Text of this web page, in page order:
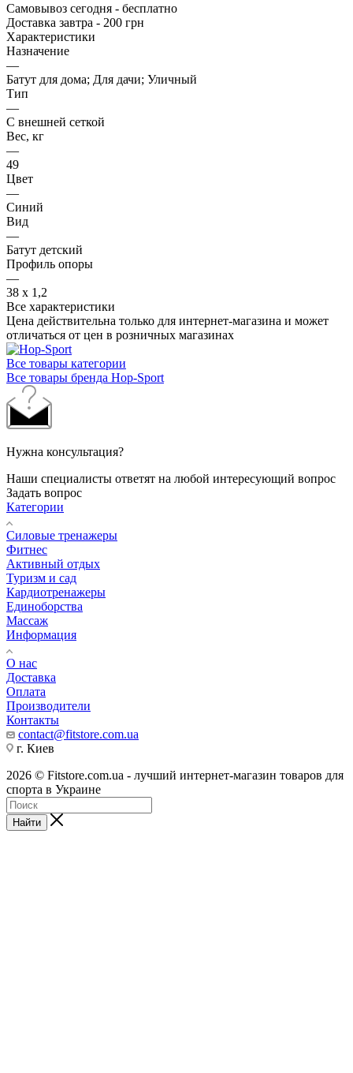
Самовывоз сегодня - бесплатно
Доставка завтра - 200 грн
Характеристики
Назначение
—
Батут для дома; Для дачи; Уличный
Тип
—
С внешней сеткой
Вес, кг
—
49
Цвет
—
Синий
Вид
—
Батут детский
Профиль опоры
—
38 х 1,2
Все характеристики
Цена действительна только для интернет-магазина и может
отличаться от цен в розничных магазинах
Все товары категории
Все товары бренда Hop-Sport
Нужна консультация?
Наши специалисты ответят на любой интересующий вопрос
Задать вопрос
Категории
Силовые тренажеры
Фитнес
Активный отдых
Туризм и сад
Кардиотренажеры
Единоборства
Массаж
Информация
О нас
Доставка
Оплата
Производители
Контакты
contact@fitstore.com.ua
г. Киев
2026 © Fitstore.com.ua - лучший интернет-магазин товаров для
спорта в Украине
Найти